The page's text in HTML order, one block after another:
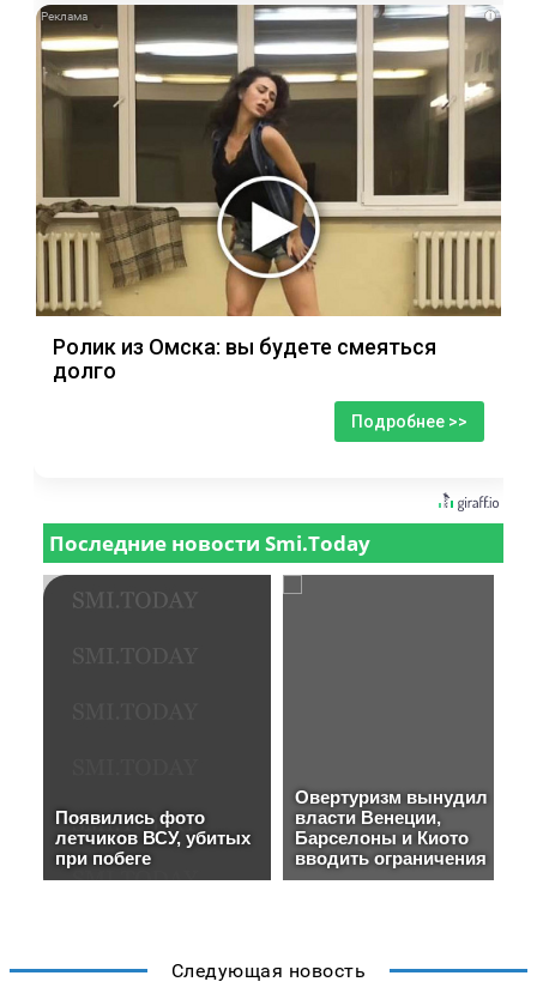
i
Ролик из Омска: вы будете смеяться
долго
Подробнее >>
Следующая новость